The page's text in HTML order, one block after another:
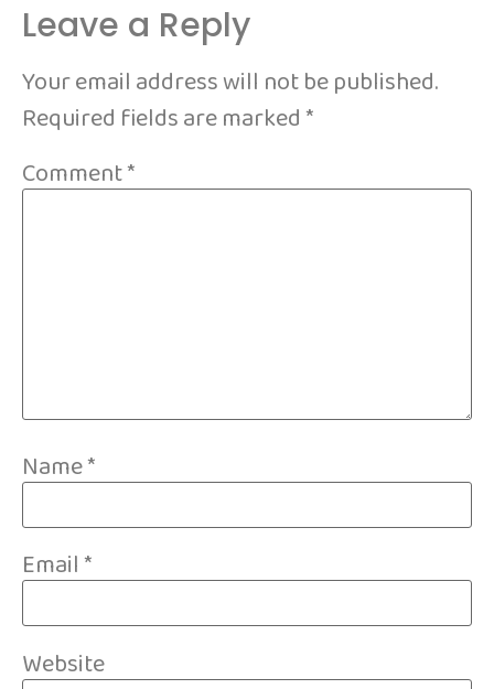
Leave a Reply
Your email address will not be published.
Required fields are marked*
Comment*
Name*
Email*
Website